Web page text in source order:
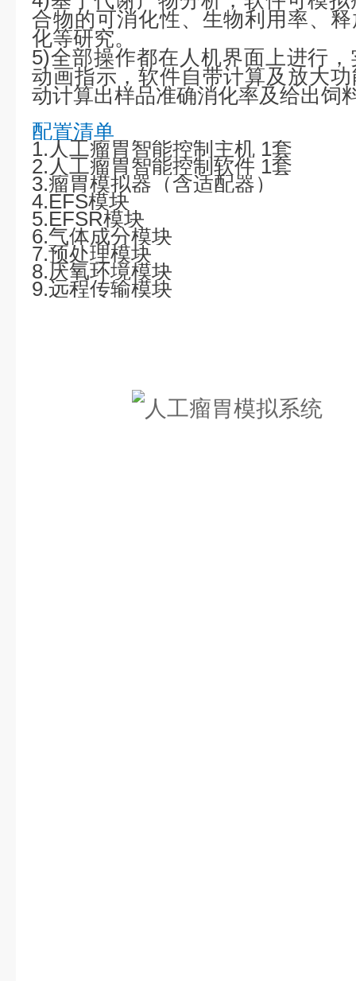
合物的可消化性、生物利用率、
化等研究。
5)全部操作都在人机界面上进行
动画指示，软件自带计算及放大
动计算出样品准确消化率及给出饲
配置清单
1.人工瘤胃智能控制主机 1套
2. 人工瘤胃智能控制软件 1套
3.瘤胃模拟器 （含适配器）
4.EFS模块
5.EFSR模块
6.气体成分模块
7.预处理模块
8.厌氧环境模块
9.远程传输模块